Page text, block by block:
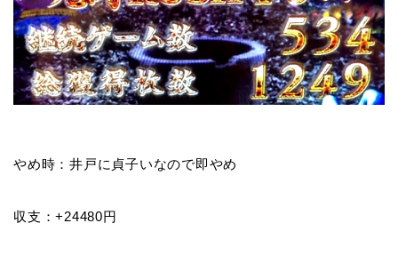
やめ時：井戸に貞子いなので即やめ
収支：+24480円